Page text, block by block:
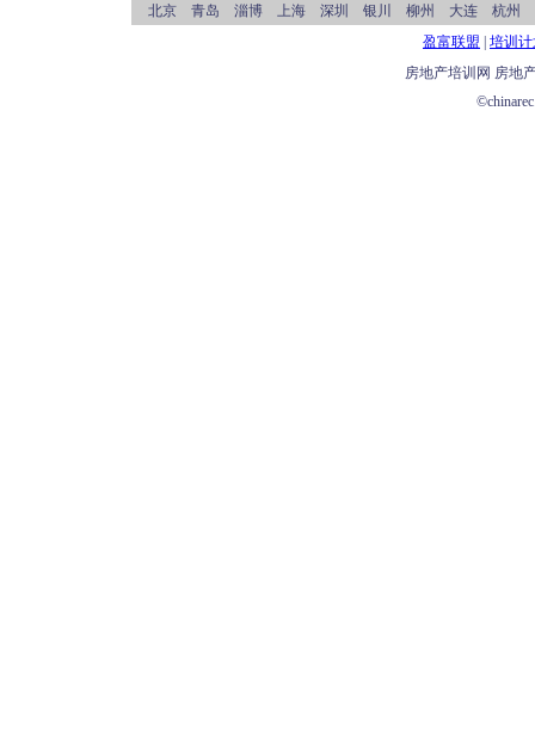
北京 青岛 淄博 上海 深圳 银川 柳州 大连 杭州
盈富联盟
培训
房地产培训网 房地